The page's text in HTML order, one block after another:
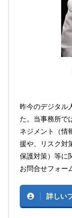
昨今のデジタル
た。当事務所で
ネジメント（情
援や、リスク対
保護対策）等に
お問合せフォー
詳しい